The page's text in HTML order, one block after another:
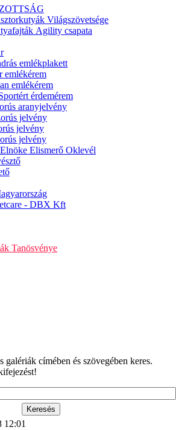
Világszövetsége
Agility csapata
emlékplakett
emlékérem
emlékérem
érdemérem
aranyjelvény
jelvény
jelvény
jelvény
Elismerő Oklevél
- DBX Kft
Tanösvénye
galériák címében és szövegében keres.
12:01